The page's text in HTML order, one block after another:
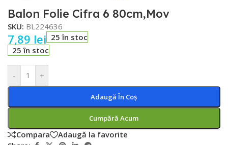
Balon Folie Cifra 6 80cm,Mov
SKU: BL224636
7,89 lei 25 în stoc
25 în stoc
- +
Adaugă În Coș
Cumpără Acum
Compara
Adaugă la favorite